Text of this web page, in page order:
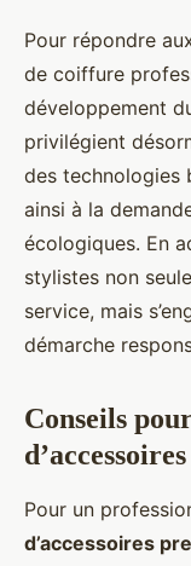
Pour répondre
de coiffure
développement
privilégient
des technologies
ainsi à la
écologiques. En
stylistes non
service, mais
démarche
Conseils
Pour un
d’accessoires